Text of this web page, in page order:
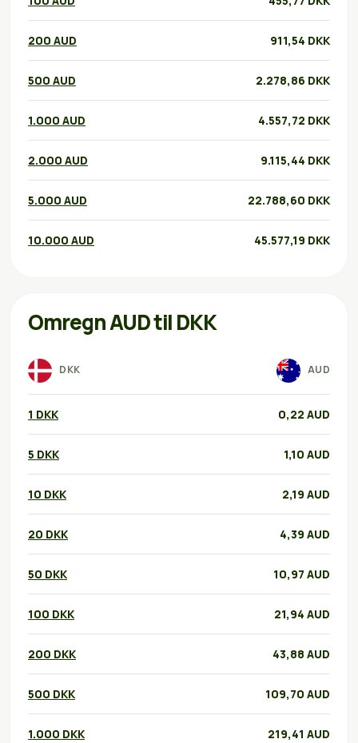
200 AUD 911,54 DKK
500 AUD 2.278,86 DKK
1.000 AUD 4.557,72 DKK
2.000 AUD 9.115,44 DKK
5.000 AUD 22.788,60 DKK
10.000 AUD 45.577,19 DKK
Omregn AUD til DKK
DKK AUD
1 DKK 0,22 AUD
5 DKK 1,10 AUD
10 DKK 2,19 AUD
20 DKK 4,39 AUD
50 DKK 10,97 AUD
100 DKK 21,94 AUD
200 DKK 43,88 AUD
500 DKK 109,70 AUD
1.000 DKK 219,41 AUD